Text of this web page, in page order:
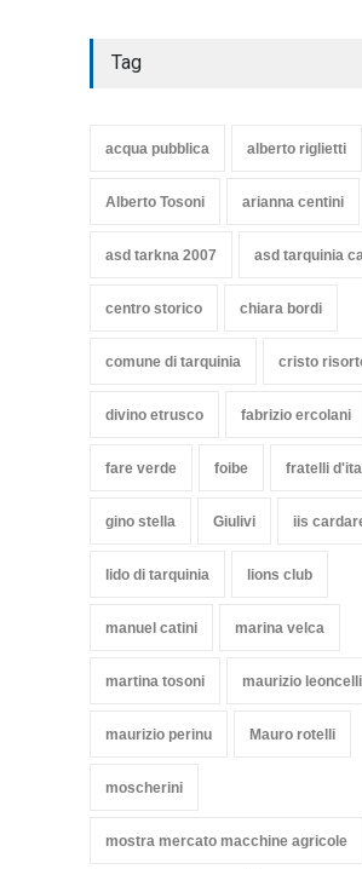
Tag
acqua pubblica alberto riglietti
Alberto Tosoni arianna centini
asd tarkna 2007 asd tarquinia
centro storico chiara bordi
comune di tarquinia cristo
divino etrusco fabrizio ercolani
fare verde foibe fratelli
gino stella Giulivi iis
lido di tarquinia lions club
manuel catini marina velca
martina tosoni maurizio leoncelli
maurizio perinu Mauro rotelli
moscherini
mostra mercato macchine agricole